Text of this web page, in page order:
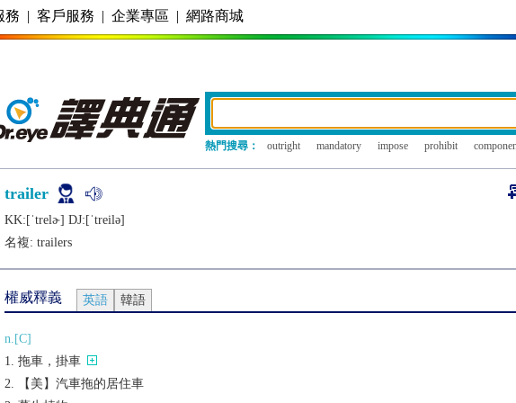
務 | 客戶服務 | 企業專區 | 網路商城
熱門搜尋： outright mandatory impose prohibit
trailer
KK:[ˈtrеlɚ] DJ:[ˈtrеilǝ]
名複: trailers
權威釋義 英語 韓語
n.[C]
拖車，掛車
【美】汽車拖的居住車